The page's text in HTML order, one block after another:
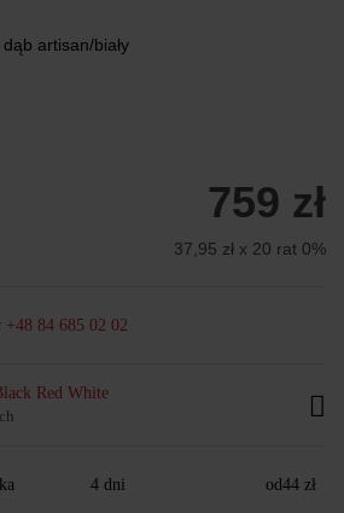
dąb artisan/biały
759 zł
37,95 zł x 20 rat 0%
+48 84 685 02 02
Red White
4 dni od44 zł